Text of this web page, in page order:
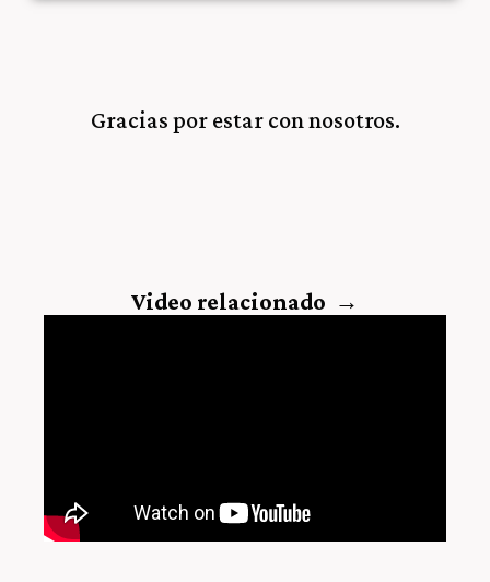
Gracias por estar con nosotros.
Video relacionado →